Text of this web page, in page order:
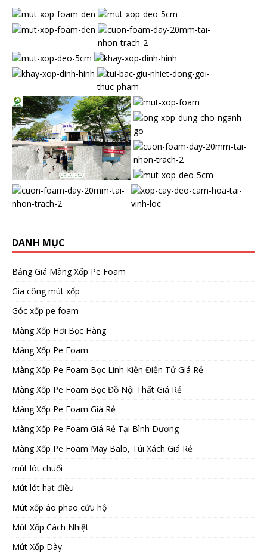
DANH MỤC
Bảng Giá Màng Xốp Pe Foam
Gia công mút xốp
Góc xốp pe foam
Màng Xốp Hơi Bọc Hàng
Màng Xốp Pe Foam
Màng Xốp Pe Foam Bọc Linh Kiện Điện Tử Giá Rẻ
Màng Xốp Pe Foam Bọc Đồ Nội Thất Giá Rẻ
Màng Xốp Pe Foam Giá Rẻ
Màng Xốp Pe Foam Giá Rẻ Tại Bình Dương
Màng Xốp Pe Foam May Balo, Túi Xách Giá Rẻ
mút lót chuối
Mút lót hạt điều
Mút xốp áo phao cứu hộ
Mút Xốp Cách Nhiệt
Mút Xốp Dày